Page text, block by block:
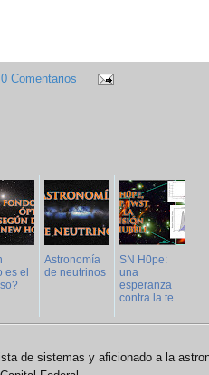
0 Comentarios
es el
Astronomía
de neutrinos
SN H0pe:
una
esperanza
contra la te...
de sistemas y aficionado a la